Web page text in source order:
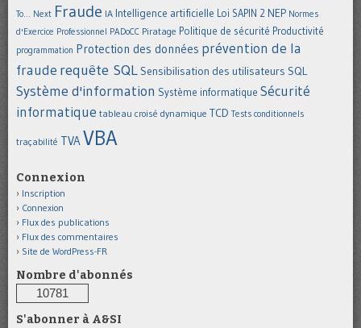
To... Next Fraude IA Intelligence artificielle Loi SAPIN 2 NEP Normes
d'Exercice Professionnel PADoCC Piratage Politique de sécurité Productivité
programmation Protection des données prévention de la
fraude requête SQL Sensibilisation des utilisateurs SQL
Système d'information Système informatique Sécurité
informatique tableau croisé dynamique TCD Tests conditionnels
traçabilité TVAVBA
Connexion
Inscription
Connexion
Flux des publications
Flux des commentaires
Site de WordPress-FR
Nombre d'abonnés
10781
S'abonner à A&SI